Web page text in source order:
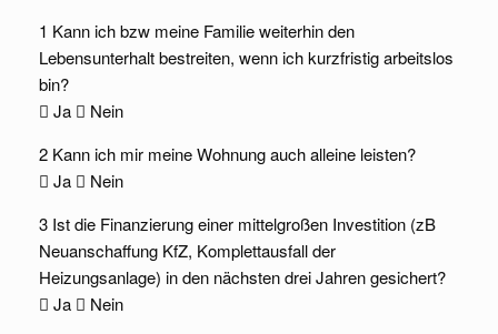
1 Kann ich bzw meine Familie weiterhin den
Lebensunterhalt bestreiten, wenn ich kurzfristig arbeitslos
bin?
 Ja  Nein
2 Kann ich mir meine Wohnung auch alleine leisten?
 Ja  Nein
3 Ist die Finanzierung einer mittelgroßen Investition (zB
Neuanschaffung KfZ, Komplettausfall der
Heizungsanlage) in den nächsten drei Jahren gesichert?
 Ja  Nein